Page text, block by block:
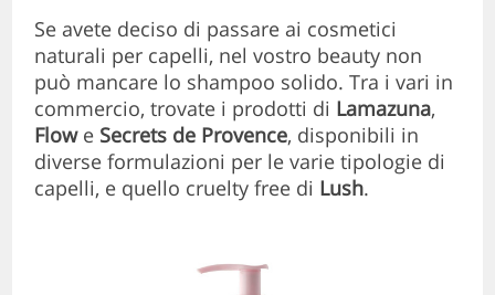
Se avete deciso di passare ai cosmetici
naturali per capelli, nel vostro beauty non
può mancare lo shampoo solido. Tra i vari in
commercio, trovate i prodotti di Lamazuna,
Flowe Secrets de Provence, disponibili in
diverse formulazioni per le varie tipologie di
capelli, e quello cruelty free di Lush.